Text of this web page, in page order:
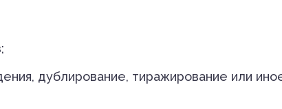
дублирование, тиражирование или